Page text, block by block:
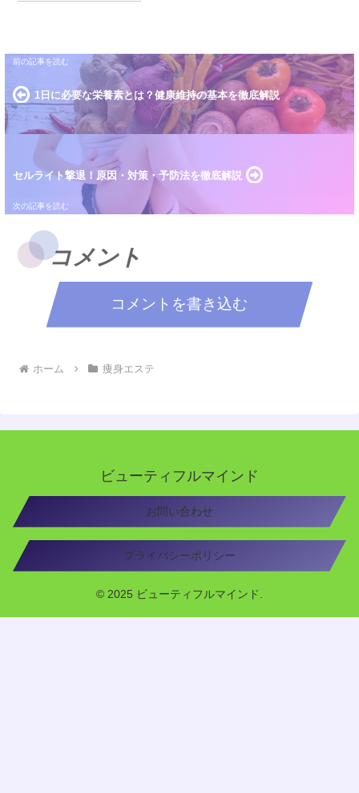
1日に必要な栄養素とは？健康維持の基本を徹底解説
セルライト撃退！原因・対策・予防法を徹底解説
コメント
コメントを書き込む
ホーム 痩身エステ
ビューティフルマインド
お問い合わせ
プライバシーポリシー
© 2025 ビューティフルマインド.